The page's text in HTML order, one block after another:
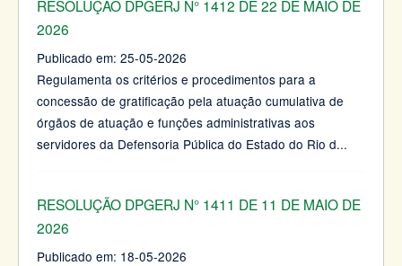
RESOLUÇÃO DPGERJ N° 1412 DE 22 DE MAIO DE
2026
Publicado em: 25-05-2026
Regulamenta os critérios e procedimentos para a
concessão de gratificação pela atuação cumulativa de
órgãos de atuação e funções administrativas aos
servidores da Defensoria Pública do Estado do Rio d...
RESOLUÇÃO DPGERJ N° 1411 DE 11 DE MAIO DE
2026
Publicado em: 18-05-2026